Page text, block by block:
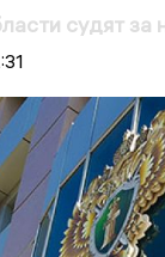
судят за